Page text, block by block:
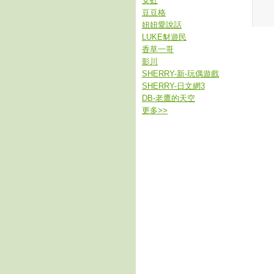
豆豆格
妞妞愛說話
LUKE豺遊民
香草一哥
影川
SHERRY-新-玩偶遊戲
SHERRY-日文網3
DB-老鷹的天空
更多>>